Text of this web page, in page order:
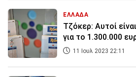
ΕΛΛΑΔΑ
Τζόκερ: Αυτοί
για τo 1.300.000
11 Ιουλ 2023 22:11